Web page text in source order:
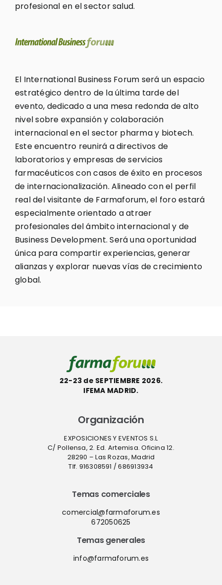
profesional en el sector salud.
El International Business Forum será un espacio
estratégico dentro de la última tarde del
evento, dedicado a una mesa redonda de alto
nivel sobre expansión y colaboración
internacional en el sector pharma y biotech.
Este encuentro reunirá a directivos de
laboratorios y empresas de servicios
farmacéuticos con casos de éxito en procesos
de internacionalización. Alineado con el perfil
real del visitante de Farmaforum, el foro estará
especialmente orientado a atraer
profesionales del ámbito internacional y de
Business Development. Será una oportunidad
única para compartir experiencias, generar
alianzas y explorar nuevas vías de crecimiento
global.
22-23 de SEPTIEMBRE 2026.
IFEMA MADRID.
Organización
EXPOSICIONES Y EVENTOS S.L
C/ Pollensa, 2. Ed. Artemisa. Oficina 12.
28290 – Las Rozas, Madrid
Tlf. 916308591 / 686913934
Temas comerciales
comercial@farmaforum.es
672050625
Temas generales
info@farmaforum.es